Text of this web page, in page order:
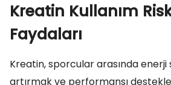
Kreatin Kullanım
Faydaları
Kreatin, sporcular arasında enerji
artırmak ve performansı